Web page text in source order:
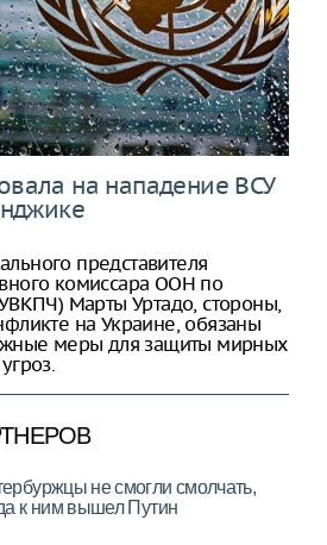
на нападение ВСУ
представителя
комиссара ООН по
Марты Уртадо, стороны,
на Украине, обязаны
меры для защиты мирных